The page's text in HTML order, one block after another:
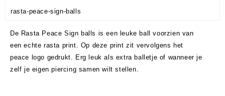
rasta-peace-sign-balls
De Rasta Peace Sign balls is een leuke ball voorzien van
een echte rasta print. Op deze print zit vervolgens het
peace logo gedrukt. Erg leuk als extra balletje of wanneer je
zelf je eigen piercing samen wilt stellen.